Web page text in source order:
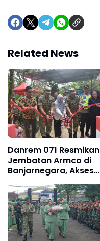
Related News
Danrem 071 Resmikan
Jembatan Armco di
Banjarnegara, Akses